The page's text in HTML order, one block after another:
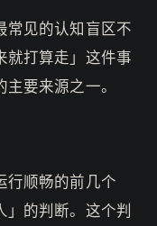
常见的认知盲区不
就打算走」这件事
要来源之一。
行顺畅的前几个
」的判断。这个判